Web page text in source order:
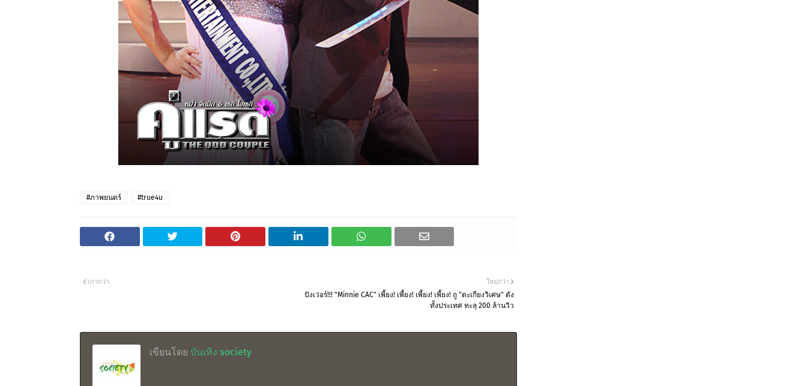
#ภาพยนตร์ #true4u
ใหม่กว่า
ปังเว่อร์!!! "Minnie CAC" เพี้ยง! เพี้ยง! เพี้ยง! เพี้ยง! ถู "ตะเกียงวิเศษ" ดัง
ทั้งประเทศ ทะลุ 200 ล้านวิว
เก่ากว่า
เขียนโดย บันเทิง society